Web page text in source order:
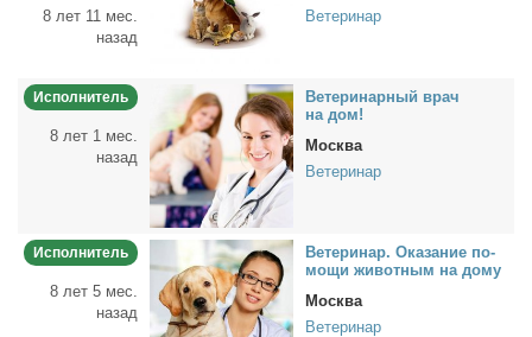
8 лет 11 мес.
назад
Ветеринар
Исполнитель
8 лет 1 мес.
назад
Ве­те­ри­нар­ный врач
на дом!
Москва
Ветеринар
Исполнитель
8 лет 5 мес.
назад
Ве­те­ри­нар. Ока­за­ние по­
мо­щи жи­вот­ным на до­му
Москва
Ветеринар